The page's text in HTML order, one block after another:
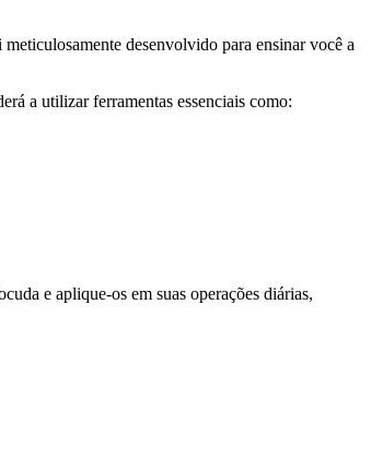
desenvolvido para ensinar você a
a utilizar ferramentas essenciais como:
e aplique-os em suas operações diárias,